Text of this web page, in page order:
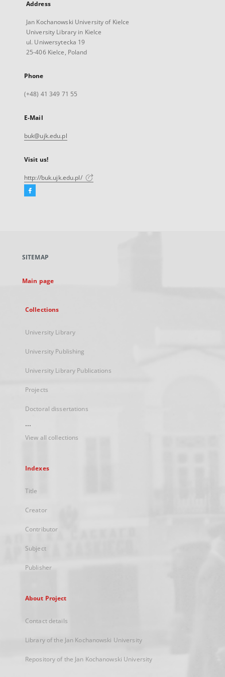
Address
Jan Kochanowski University of Kielce
University Library in Kielce
ul. Uniwersytecka 19
25-406 Kielce, Poland
Phone
(+48) 41 349 71 55
E-Mail
buk@ujk.edu.pl
Visit us!
http://buk.ujk.edu.pl/
Facebook
new
SITEMAP
Main page
Collections
University Library
University Publishing
University Library Publications
Projects
Doctoral dissertations
...
View all collections
Indexes
Title
Creator
Contributor
Subject
Publisher
About Project
Contact details
Library of the Jan Kochanowski University
Repository of the Jan Kochanowski University